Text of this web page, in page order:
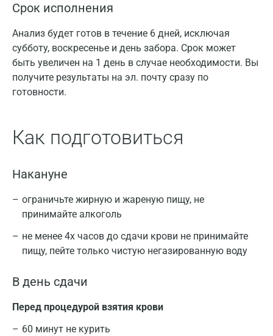
Срок исполнения
Анализ будет готов в течение 6 дней, исключая
субботу, воскресенье и день забора. Срок может
быть увеличен на 1 день в случае необходимости. Вы
получите результаты на эл. почту сразу по
готовности.
Как подготовиться
Накануне
ограничьте жирную и жареную пищу, не
принимайте алкоголь
не менее 4х часов до сдачи крови не принимайте
пищу, пейте только чистую негазированную воду
В день сдачи
Перед процедурой взятия крови
60 минут не курить